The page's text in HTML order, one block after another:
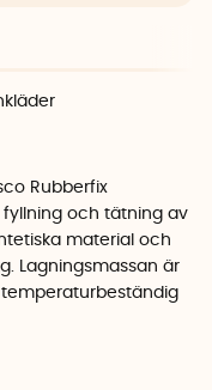
Rubberfix
fyllning och tätning av
material och
Lagningsmassan är